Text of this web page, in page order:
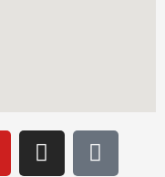
I
n
I
c